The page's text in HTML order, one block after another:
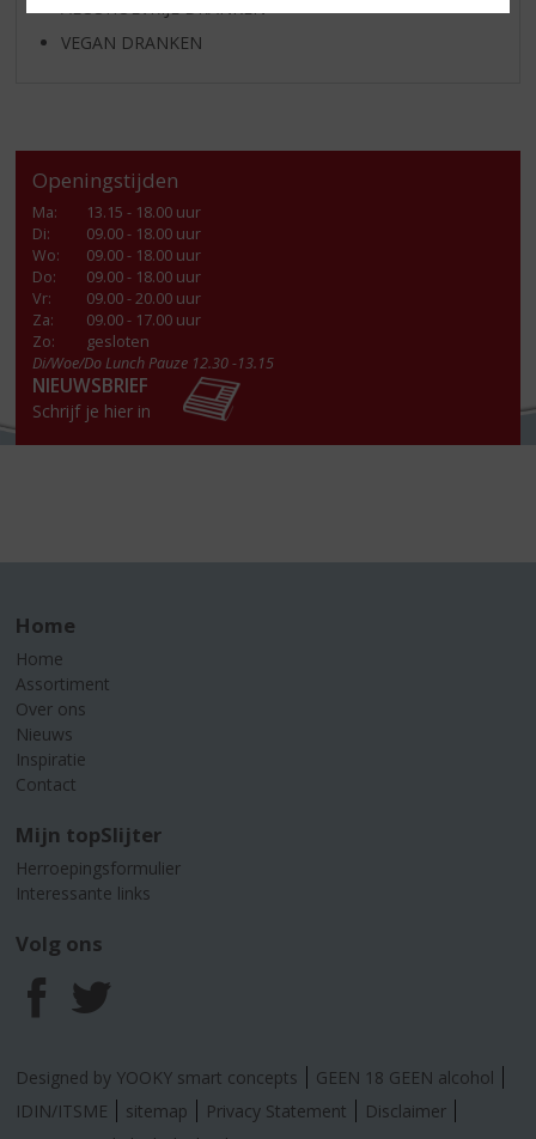
ALCOHOLVRIJE DRANKEN
VEGAN DRANKEN
Openingstijden
Ma:
13.15 - 18.00 uur
Di:
09.00 - 18.00 uur
Wo:
09.00 - 18.00 uur
Do:
09.00 - 18.00 uur
Vr:
09.00 - 20.00 uur
Za:
09.00 - 17.00 uur
Zo:
gesloten
Di/Woe/Do Lunch Pauze 12.30 -13.15
NIEUWSBRIEF
Schrijf je hier in
Home
Home
Assortiment
Over ons
Nieuws
Inspiratie
Contact
Mijn topSlijter
Herroepingsformulier
Interessante links
Volg ons
F
a
c
T
w
i
Designed by YOOKY smart concepts
GEEN 18 GEEN alcohol
IDIN/ITSME
sitemap Privacy Statement
Disclaimer